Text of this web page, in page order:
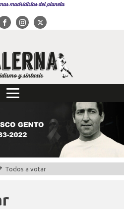
madridistas del planeta
Todos a votar